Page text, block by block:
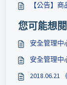
【公告】
您可能想
安全管理中
安全管理中
2018.06.21